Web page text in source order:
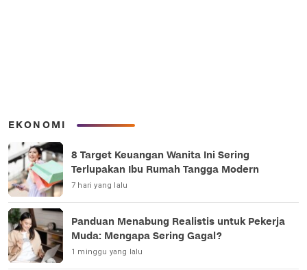
EKONOMI
8 Target Keuangan Wanita Ini Sering
Terlupakan Ibu Rumah Tangga Modern
7 hari yang lalu
Panduan Menabung Realistis untuk Pekerja
Muda: Mengapa Sering Gagal?
1 minggu yang lalu